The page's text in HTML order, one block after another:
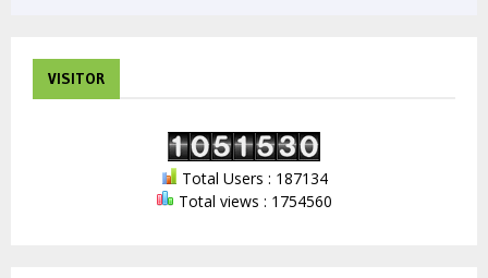
VISITOR
Total Users : 187134
Total views : 1754560